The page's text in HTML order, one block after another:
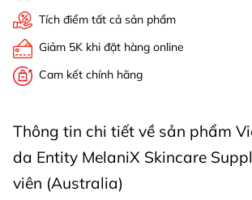
Tích điểm tất cả sản phẩm
Giảm 5K khi đặt hàng online
Cam kết chính hãng
Thông tin chi tiết về sản phẩm
da Entity MelaniX Skincare
viên (Australia)